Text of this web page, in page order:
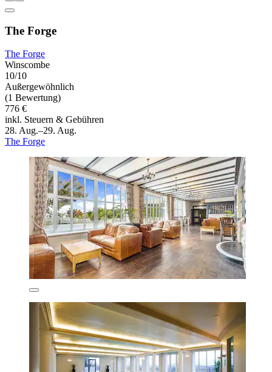
The Forge
The Forge
Winscombe
10/10
Außergewöhnlich
(1 Bewertung)
776 €
inkl. Steuern & Gebühren
28. Aug.–29. Aug.
The Forge